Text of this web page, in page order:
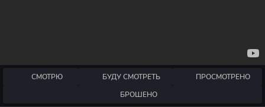
СМОТРЮ БУДУ СМОТРЕТЬ
ПРОСМОТРЕНО
БРОШЕНО